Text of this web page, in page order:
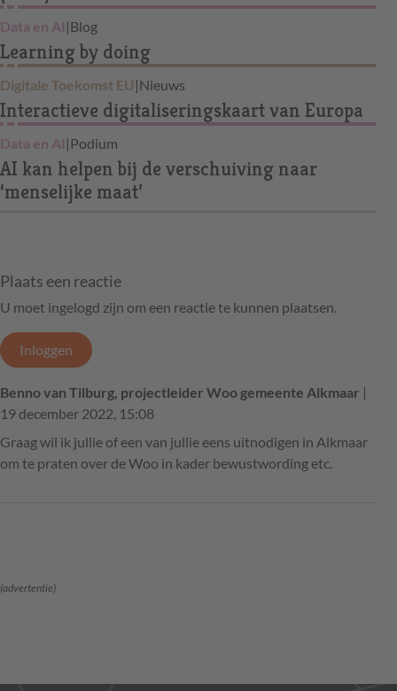
Data en AI |Blog
Learning by doing
Digitale Toekomst EU |Nieuws
Interactieve digitaliseringskaart van Europa
Data en AI |Podium
AI kan helpen bij de verschuiving naar
‘menselijke maat’
Plaats een reactie
U moet ingelogd zijn om een reactie te kunnen plaatsen.
Inloggen
Benno van Tilburg, projectleider Woo gemeente Alkmaar |
19 december 2022, 15:08
Graag wil ik jullie of een van jullie eens uitnodigen in Alkmaar
om te praten over de Woo in kader bewustwording etc.
(advertentie)